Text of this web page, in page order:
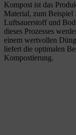
Kompost ist das
Material, zum Beispiel
Luftsauerstoff und
dieses Prozesses
einem wertvollen
liefert die optimalen
Kompostierung.